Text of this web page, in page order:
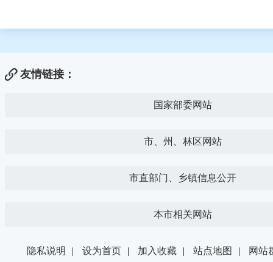
友情链接：
国家部委网站
市、州、林区网站
市直部门、乡镇信息公开
本市相关网站
隐私说明 | 设为首页 | 加入收藏 | 站点地图 | 网站